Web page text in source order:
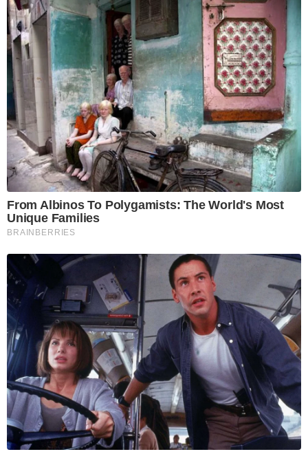
From Albinos To Polygamists: The World's Most
Unique Families
BRAINBERRIES